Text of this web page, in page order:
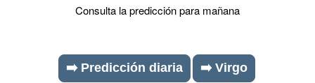
Consulta la predicción para mañana
➡️ Predicción diaria ➡️ Virgo